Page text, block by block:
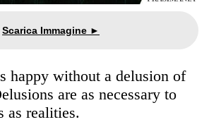
happy without a delusion of
are as necessary to
as realities.